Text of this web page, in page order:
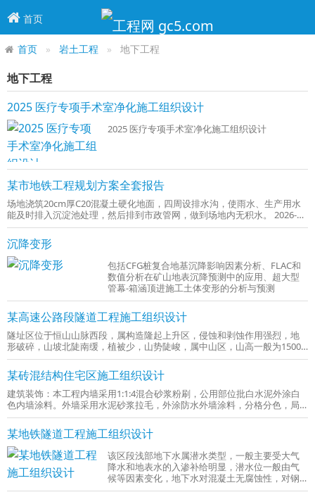
首页
首页 岩土工程 地下工程
地下工程
2025 医疗专项手术室净化施工组织设计
2025 医疗专项手术室净化施工组织设计
某市地铁工程规划方案全套报告
场地浇筑20cm厚C20混凝土硬化地面，四周设排水沟，使雨水、生产用水
能及时排入沉淀池处理，然后排到市政管网，做到场地内无积水。 2026-
06-01
沉降变形
包括CFG桩复合地基沉降影响因素分析、FLAC和
数值分析在矿山地表沉降预测中的应用、超大型
管幕-箱涵顶进施工土体变形的分析与预测
某高速公路段隧道工程施工组织设计
隧址区位于恒山山脉西段，属构造隆起上升区，侵蚀和剥蚀作用强烈，地
形破碎，山坡北陡南缓，植被少，山势陡峻，属中山区，山高一般为1500
～1800m 2026-06-01
某砖混结构住宅区施工组织设计
建筑装饰：本工程内墙采用1:1:4混合砂浆粉刷，公用部位批白水泥外涂白
色内墙涂料。外墙采用水泥砂浆拉毛，外涂防水外墙涂料，分格分色，局
部采用假石砖和花岗岩饰面。 2026-06-01
某地铁隧道工程施工组织设计
该区段浅部地下水属潜水类型，一般主要受大气
降水和地表水的入渗补给明显，潜水位一般由气
候等因素变化，地下水对混凝土无腐蚀性，对钢
铁结构有弱腐蚀性。